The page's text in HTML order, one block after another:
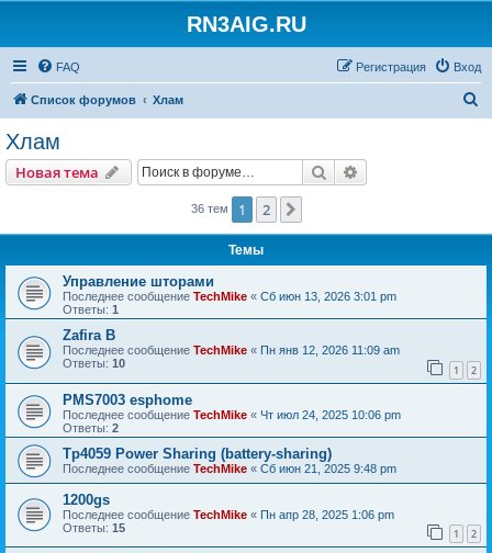
RN3AIG.RU
FAQ Вход
Регистрация
Список форумов Хлам
Хлам
Новая тема Поиск
36 тем 1 2
Темы
Управление шторами
Последнее сообщение TechMike « Сб июн 13, 2026 3:01 pm
Ответы: 1
Zafira B
Последнее сообщение TechMike « Пн янв 12, 2026 11:09 am
Ответы: 10 1 2
PMS7003 esphome
Последнее сообщение TechMike « Чт июл 24, 2025 10:06 pm
Ответы: 2
Tp4059 Power Sharing (battery-sharing)
Последнее сообщение TechMike « Сб июн 21, 2025 9:48 pm
1200gs
Последнее сообщение TechMike « Пн апр 28, 2025 1:06 pm
Ответы: 15 1 2